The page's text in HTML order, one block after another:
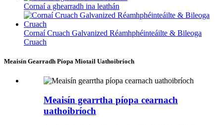
Cornaí a ghearradh ina leathán
Cornaí Cruach Galvanized Réamhphéinteáilte & Bileoga
Cruach
Meaisín Gearradh Píopa Miotail Uathoibríoch
Meaisín gearrtha píopa cearnach
uathoibríoch